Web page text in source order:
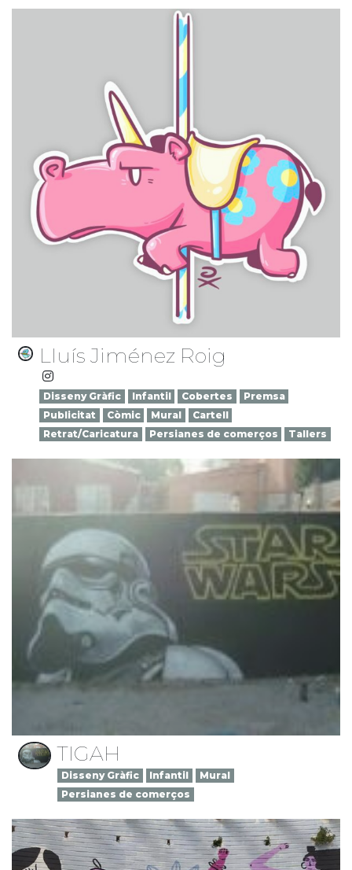
Lluís Jiménez Roig
Disseny Gràfic Infantil Cobertes
Premsa
Publicitat
Còmic Mural
Cartell
Retrat/Caricatura
Persianes de comerços Tallers
TIGAH
Disseny Gràfic Infantil
Mural
Persianes de comerços